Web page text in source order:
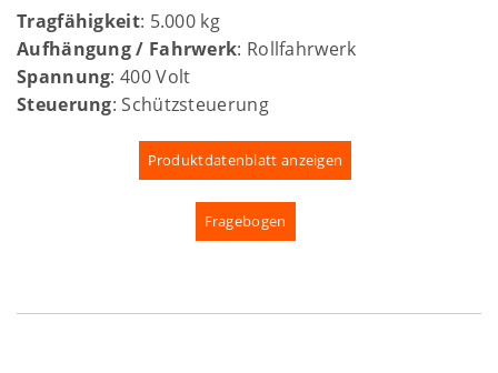
Tragfähigkeit: 5.000 kg
Aufhängung / Fahrwerk: Rollfahrwerk
Spannung: 400 Volt
Steuerung: Schützsteuerung
Produktdatenblatt anzeigen
Fragebogen